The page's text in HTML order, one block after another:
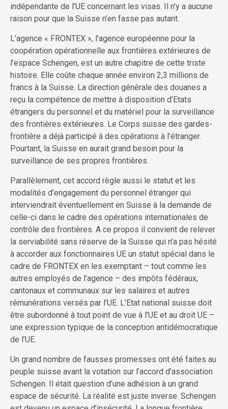
indépendante de l’UE concernant les visas. Il n’y a aucune
raison pour que la Suisse n’en fasse pas autant.
L’agence « FRONTEX », l’agence européenne pour la
coopération opérationnelle aux frontières extérieures de
l’espace Schengen, est un autre chapitre de cette triste
histoire. Elle coûte chaque année environ 2,3 millions de
francs à la Suisse. La direction générale des douanes a
reçu la compétence de mettre à disposition d’Etats
étrangers du personnel et du matériel pour la surveillance
des frontières extérieures. Le Corps suisse des gardes-
frontière a déjà participé à des opérations à l’étranger.
Pourtant, la Suisse en aurait grand besoin pour la
surveillance de ses propres frontières.
Parallèlement, cet accord règle aussi le statut et les
modalités d’engagement du personnel étranger qui
interviendrait éventuellement en Suisse à la demande de
celle-ci dans le cadre des opérations internationales de
contrôle des frontières. A ce propos il convient de relever
la serviabilité sans réserve de la Suisse qui n’a pas hésité
à accorder aux fonctionnaires UE un statut spécial dans le
cadre de FRONTEX en les exemptant – tout comme les
autres employés de l’agence – des impôts fédéraux,
cantonaux et communaux sur les salaires et autres
rémunérations versés par l’UE. L’Etat national suisse doit
être subordonné à tout point de vue à l’UE et au droit UE –
une expression typique de la conception antidémocratique
de l’UE.
Un grand nombre de fausses promesses ont été faites au
peuple suisse avant la votation sur l’accord d’association
Schengen. Il était question d’une adhésion à un grand
espace de sécurité. La réalité est juste inverse. Schengen